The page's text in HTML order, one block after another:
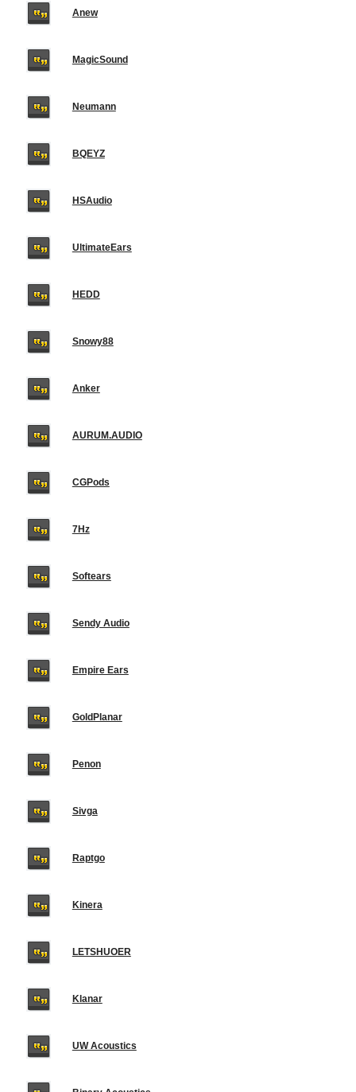
Anew
MagicSound
Neumann
BQEYZ
HSAudio
UltimateEars
HEDD
Snowy88
Anker
AURUM.AUDIO
CGPods
7Hz
Softears
Sendy Audio
Empire Ears
GoldPlanar
Penon
Sivga
Raptgo
Kinera
LETSHUOER
Klanar
UW Acoustics